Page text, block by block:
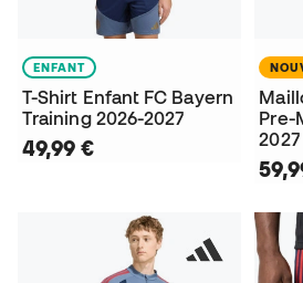
ENFANT
T-Shirt Enfant FC Bayern
Training 2026-2027
49,99 €
Pre-
2027